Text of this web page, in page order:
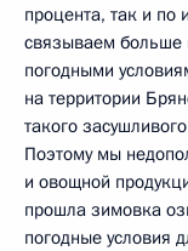
процента, так и
связываем больше
погодными
на территории
такого
Поэтому мы
и овощной
прошла зимовка
погодные условия